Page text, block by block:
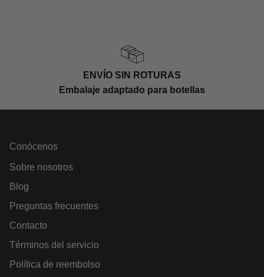
ENVÍO SIN ROTURAS
Embalaje adaptado para botellas
Conócenos
Sobre nosotros
Blog
Preguntas frecuentes
Contacto
Términos del servicio
Política de reembolso